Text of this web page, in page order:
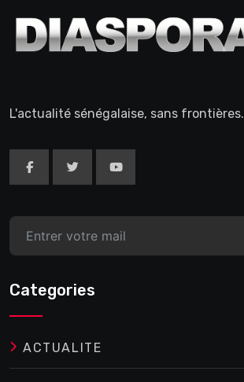
L'actualité sénégalaise, sans frontières.
Categories
ACTUALITE